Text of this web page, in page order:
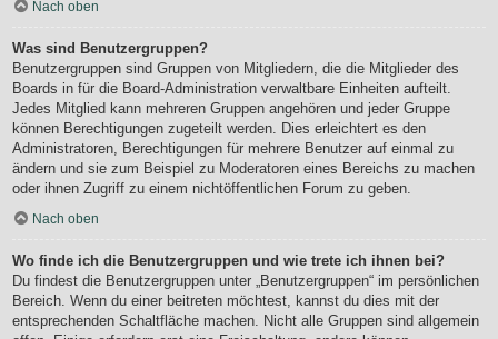
Nach oben
Was sind Benutzergruppen?
Benutzergruppen sind Gruppen von Mitgliedern, die die Mitglieder des
Boards in für die Board-Administration verwaltbare Einheiten aufteilt.
Jedes Mitglied kann mehreren Gruppen angehören und jeder Gruppe
können Berechtigungen zugeteilt werden. Dies erleichtert es den
Administratoren, Berechtigungen für mehrere Benutzer auf einmal zu
ändern und sie zum Beispiel zu Moderatoren eines Bereichs zu machen
oder ihnen Zugriff zu einem nichtöffentlichen Forum zu geben.
Nach oben
Wo finde ich die Benutzergruppen und wie trete ich ihnen bei?
Du findest die Benutzergruppen unter „Benutzergruppen“ im persönlichen
Bereich. Wenn du einer beitreten möchtest, kannst du dies mit der
entsprechenden Schaltfläche machen. Nicht alle Gruppen sind allgemein